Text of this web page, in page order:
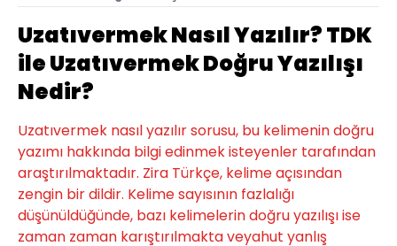
Uzatıvermek Nasıl Yazılır? TDK
ile Uzatıvermek Doğru Yazılışı
Nedir?
Uzatıvermek nasıl yazılır sorusu, bu kelimenin doğru
yazımı hakkında bilgi edinmek isteyenler tarafından
araştırılmaktadır. Zira Türkçe, kelime açısından
zengin bir dildir. Kelime sayısının fazlalığı
düşünüldüğünde, bazı kelimelerin doğru yazılışı ise
zaman zaman karıştırılmakta veyahut yanlış